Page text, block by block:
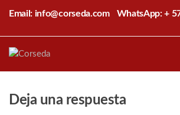
contenido
Email: info@corseda.com WhatsApp: +
sericultura
Deja una respuesta